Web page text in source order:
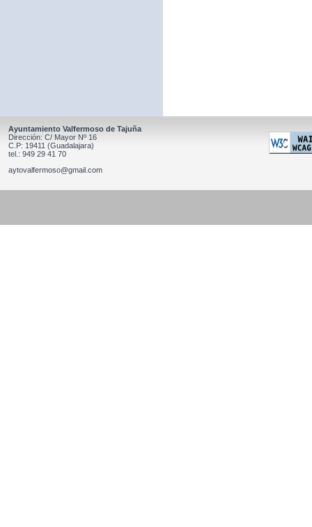
Ayuntamiento Valfermoso de Tajuña
Dirección: C/ Mayor Nº 16
C.P: 19411 (Guadalajara)
tel.: 949 29 41 70
aytovalfermoso@gmail.com